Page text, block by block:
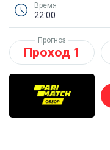
Время
22:00
Прогноз
Проход 1